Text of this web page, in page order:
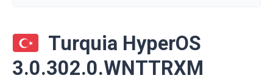
Turquia HyperOS
3.0.302.0.WNTTRXM